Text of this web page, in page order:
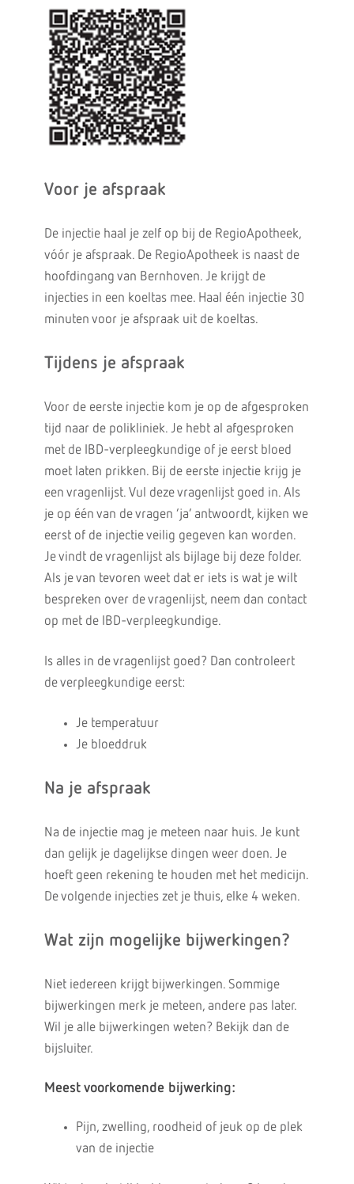
Voor je afspraak
De injectie haal je zelf op bij de RegioApotheek,
vóór je afspraak. De RegioApotheek is naast de
hoofdingang van Bernhoven. Je krijgt de
injecties in een koeltas mee. Haal één injectie 30
minuten voor je afspraak uit de koeltas.
Tijdens je afspraak
Voor de eerste injectie kom je op de afgesproken
tijd naar de polikliniek. Je hebt al afgesproken
met de IBD-verpleegkundige of je eerst bloed
moet laten prikken. Bij de eerste injectie krijg je
een vragenlijst. Vul deze vragenlijst goed in. Als
je op één van de vragen ‘ja’ antwoordt, kijken we
eerst of de injectie veilig gegeven kan worden.
Je vindt de vragenlijst als bijlage bij deze folder.
Als je van tevoren weet dat er iets is wat je wilt
bespreken over de vragenlijst, neem dan contact
op met de IBD-verpleegkundige.
Is alles in de vragenlijst goed? Dan controleert
de verpleegkundige eerst:
Je temperatuur
Je bloeddruk
Na je afspraak
Na de injectie mag je meteen naar huis. Je kunt
dan gelijk je dagelijkse dingen weer doen. Je
hoeft geen rekening te houden met het medicijn.
De volgende injecties zet je thuis, elke 4 weken.
Wat zijn mogelijke bijwerkingen?
Niet iedereen krijgt bijwerkingen. Sommige
bijwerkingen merk je meteen, andere pas later.
Wil je alle bijwerkingen weten? Bekijk dan de
bijsluiter.
Meest voorkomende bijwerking:
Pijn, zwelling, roodheid of jeuk op de plek
van de injectie